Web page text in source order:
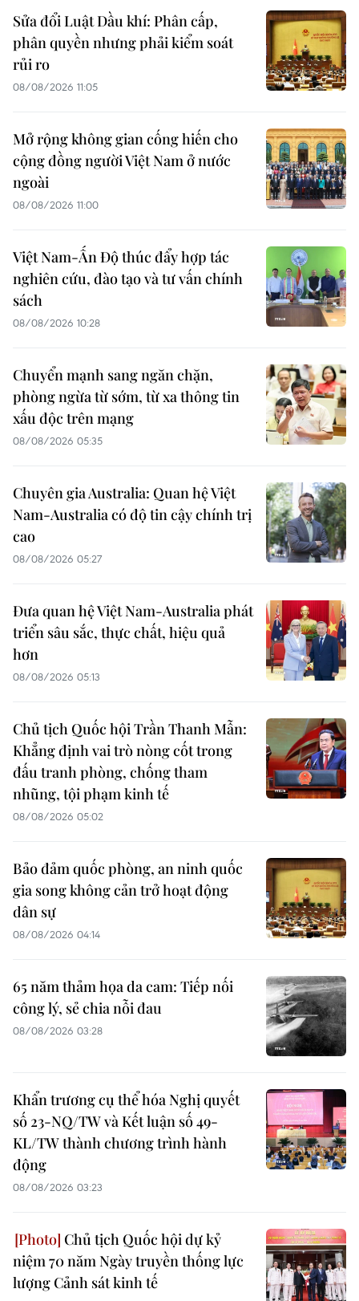
Sửa đổi Luật Dầu khí: Phân cấp,
phân quyền nhưng phải kiểm soát
rủi ro
08/08/2026 11:05
Mở rộng không gian cống hiến cho
cộng đồng người Việt Nam ở nước
ngoài
08/08/2026 11:00
Việt Nam-Ấn Độ thúc đẩy hợp tác
nghiên cứu, đào tạo và tư vấn chính
sách
08/08/2026 10:28
Chuyển mạnh sang ngăn chặn,
phòng ngừa từ sớm, từ xa thông tin
xấu độc trên mạng
08/08/2026 05:35
Chuyên gia Australia: Quan hệ Việt
Nam-Australia có độ tin cậy chính trị
cao
08/08/2026 05:27
Đưa quan hệ Việt Nam-Australia phát
triển sâu sắc, thực chất, hiệu quả
hơn
08/08/2026 05:13
Chủ tịch Quốc hội Trần Thanh Mẫn:
Khẳng định vai trò nòng cốt trong
đấu tranh phòng, chống tham
nhũng, tội phạm kinh tế
08/08/2026 05:02
Bảo đảm quốc phòng, an ninh quốc
gia song không cản trở hoạt động
dân sự
08/08/2026 04:14
65 năm thảm họa da cam: Tiếp nối
công lý, sẻ chia nỗi đau
08/08/2026 03:28
Khẩn trương cụ thể hóa Nghị quyết
số 23-NQ/TW và Kết luận số 49-
KL/TW thành chương trình hành
động
08/08/2026 03:23
Chủ tịch Quốc hội dự kỷ
niệm 70 năm Ngày truyền thống lực
lượng Cảnh sát kinh tế